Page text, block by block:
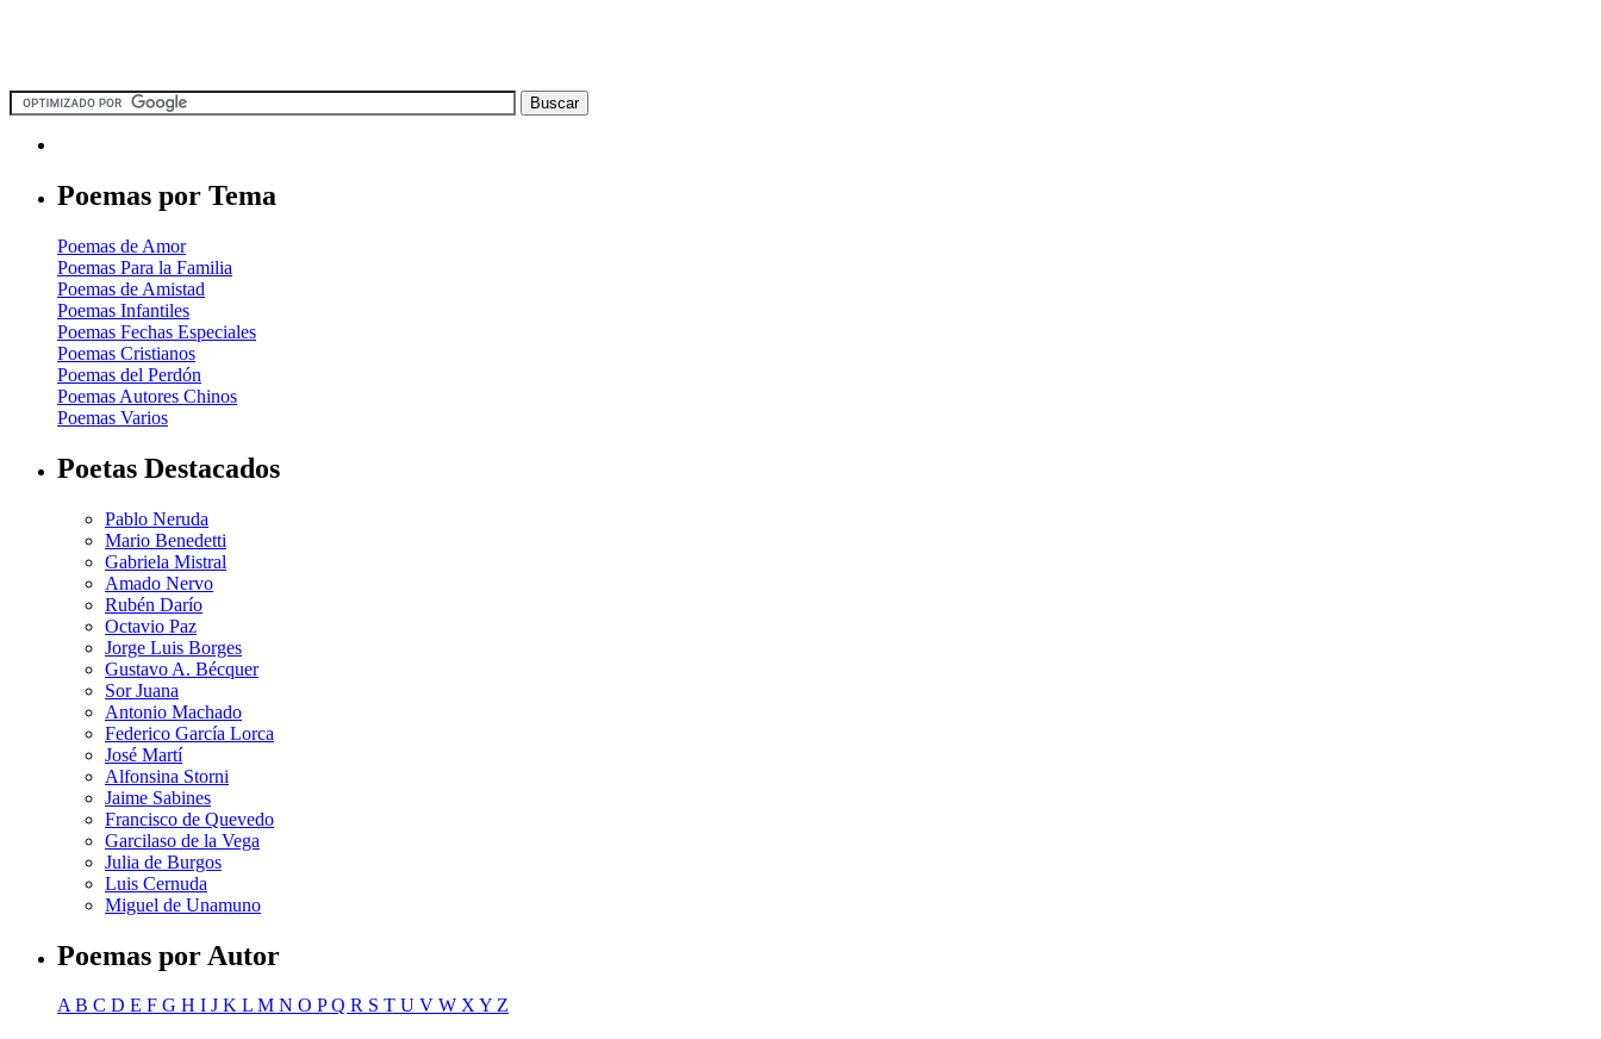
Poemas por Tema
Poemas de Amor
Poemas Para la Familia
Poemas de Amistad
Poemas Infantiles
Poemas Fechas Especiales
Poemas Cristianos
Poemas del Perdón
Poemas Autores Chinos
Poemas Varios
Poetas Destacados
Pablo Neruda
Mario Benedetti
Gabriela Mistral
Amado Nervo
Rubén Darío
Octavio Paz
Jorge Luis Borges
Gustavo A. Bécquer
Sor Juana
Antonio Machado
Federico García Lorca
José Martí
Alfonsina Storni
Jaime Sabines
Francisco de Quevedo
Garcilaso de la Vega
Julia de Burgos
Luis Cernuda
Miguel de Unamuno
Poemas por Autor
AB C D E F G H I J K L M N O PQ R S T U V W XY Z